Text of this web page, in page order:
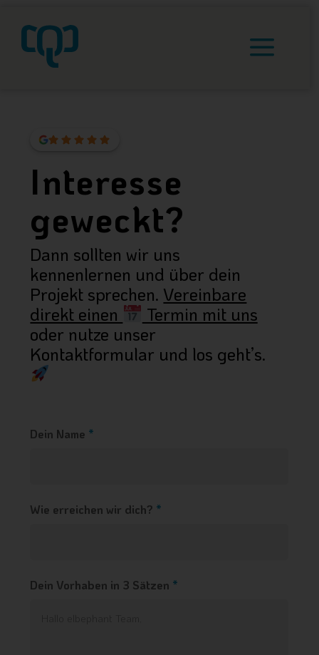
a
Interesse
geweckt?
Dann sollten wir uns
kennenlernen und über dein
Projekt sprechen. Vereinbare
direkt einen
Termin mit uns
oder nutze unser
Kontaktformular und los geht’s.
Dein Name *
Wie erreichen wir dich? *
Dein Vorhaben in 3 Sätzen *